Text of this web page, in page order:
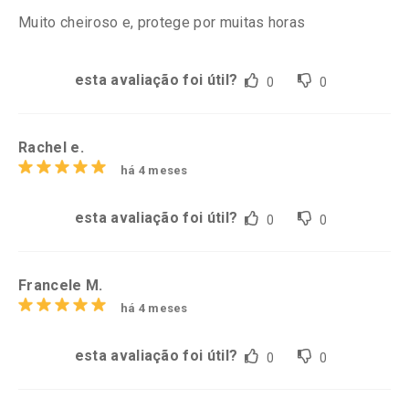
Muito cheiroso e, protege por muitas horas
esta avaliação foi útil? 0 0
Rachel e.
há 4 meses
esta avaliação foi útil? 0 0
Francele M.
há 4 meses
esta avaliação foi útil? 0 0